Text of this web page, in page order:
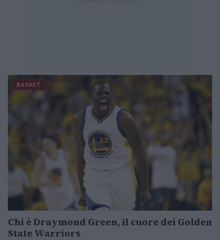
BASKET
Chi è Draymond Green, il cuore dei Golden
State Warriors